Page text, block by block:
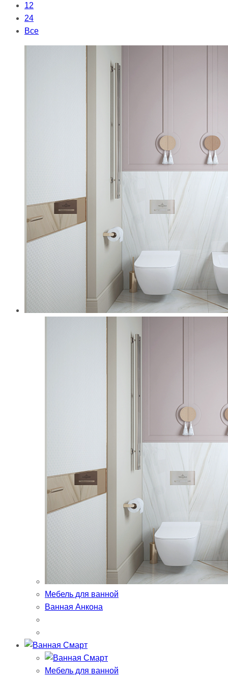
12
24
Все
Мебель для ванной
Ванная Анкона
Мебель для ванной